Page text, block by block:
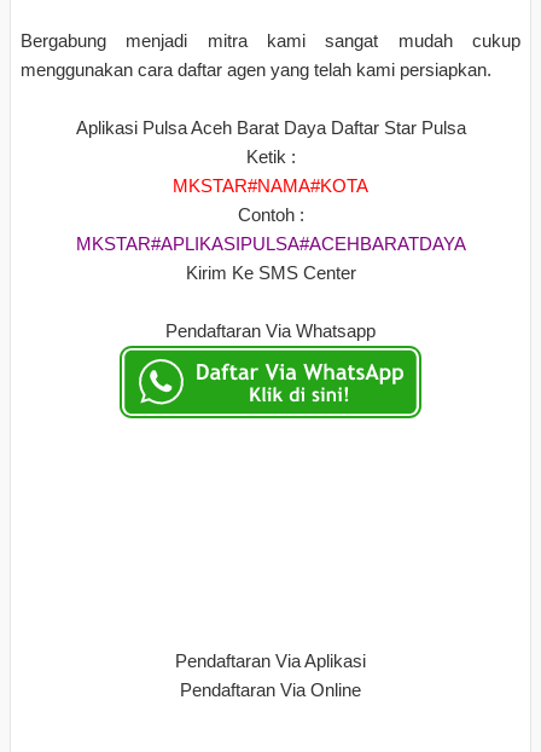
Bergabung menjadi mitra kami sangat mudah cukup
menggunakan cara daftar agen yang telah kami persiapkan.
Aplikasi Pulsa Aceh Barat Daya Daftar Star Pulsa
Ketik :
MKSTAR#NAMA#KOTA
Contoh :
MKSTAR#APLIKASIPULSA#ACEHBARATDAYA
Kirim Ke SMS Center
Pendaftaran Via Whatsapp
Pendaftaran Via Aplikasi
Pendaftaran Via Online